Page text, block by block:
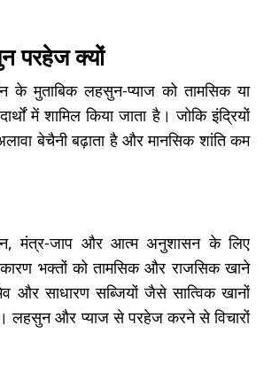
परहेज क्यों
के मुताबिक लहसुन-प्याज को तामसिक या
में शामिल किया जाता है। जोकि इंद्रियों
बेचैनी बढ़ाता है और मानसिक शांति कम
मंत्र-जाप और आत्म अनुशासन के लिए
कारण भक्तों को तामसिक और राजसिक खाने
साधारण सब्जियों जैसे सात्विक खानों
लहसुन और प्याज से परहेज करने से विचारों